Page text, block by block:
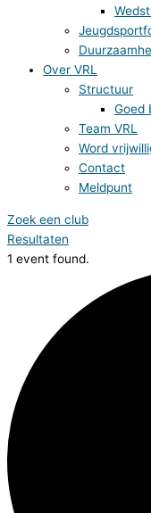
Over VRL
Structuur
Goed
Team VRL
Word
Contact
Meldpunt
Zoek een club
Resultaten
1 event found.